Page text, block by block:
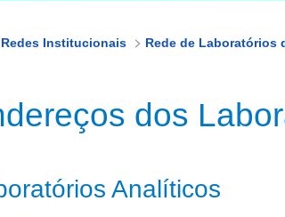
Redes Institucionais
dos
Analíticos